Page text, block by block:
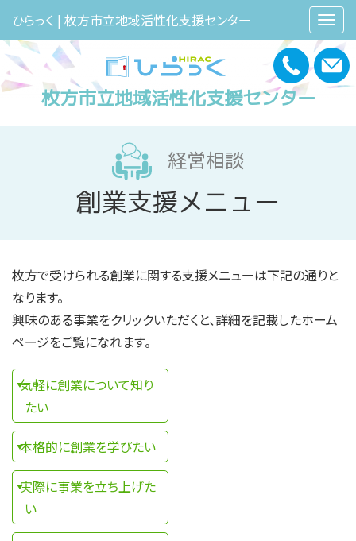
ひらっく | 枚方市立地域活性化支援センター
枚方市立地域活性化支援センター
経営相談
創業支援メニュー
枚方で受けられる創業に関する支援メニューは下記の通りと
なります。
興味のある事業をクリックいただくと、詳細を記載したホーム
ページをご覧になれます。
気軽に創業について知り
たい
本格的に創業を学びたい
実際に事業を立ち上げた
い